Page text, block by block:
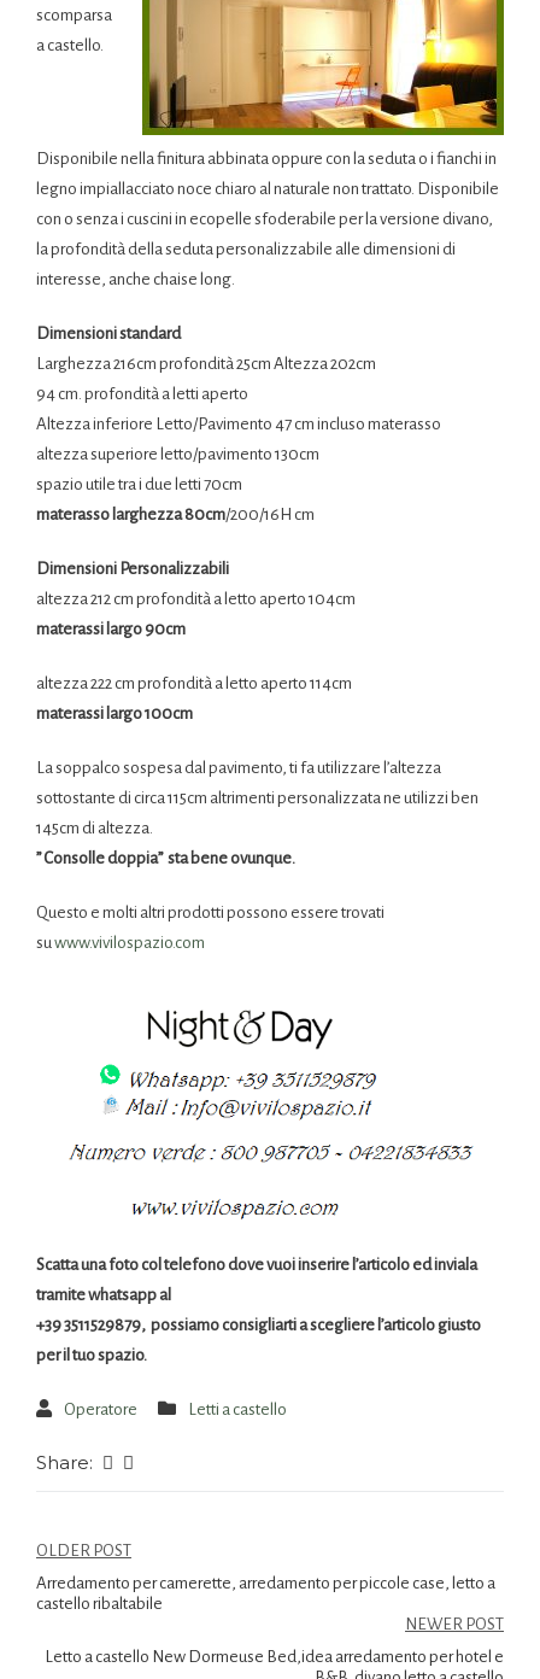
scomparsa
a castello.
Disponibile nella finitura abbinata oppure con la seduta o i fianchi in
legno impiallacciato noce chiaro al naturale non trattato. Disponibile
con o senza i cuscini in ecopelle sfoderabile per la versione divano,
la profondità della seduta personalizzabile alle dimensioni di
interesse, anche chaise long.
Dimensioni standard
Larghezza 216cm profondità 25cm Altezza 202cm
94 cm. profondità a letti aperto
Altezza inferiore Letto/Pavimento 47 cm incluso materasso
altezza superiore letto/pavimento 130cm
spazio utile tra i due letti 70cm
materasso larghezza 80cm/200/16H cm
Dimensioni Personalizzabili
altezza 212 cm profondità a letto aperto 104cm
materassi largo 90cm
altezza 222 cm profondità a letto aperto 114cm
materassi largo 100cm
Lasoppalco sospesa dal pavimento, ti fa utilizzare l’altezza
sottostante di circa 115cm altrimenti personalizzata ne utilizzi ben
145cm di altezza.
” Consolle doppia” sta bene ovunque.
Questo e molti altri prodotti possono essere trovati
suwww.vivilospazio.com
Scatta una foto col telefono dove vuoi inserire l’articolo ed inviala
tramite whatsapp al
+39 3511529879, possiamo consigliarti a scegliere l’articolo giusto
per il tuo spazio.
Operatore Letti a castello
Share:
OLDER POST
Arredamento per camerette, arredamento per piccole case, letto a
castello ribaltabile
NEWER POST
Letto a castello New Dormeuse Bed,idea arredamento per hotel e